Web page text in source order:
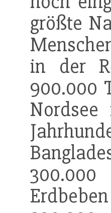
größte
in der
900.000